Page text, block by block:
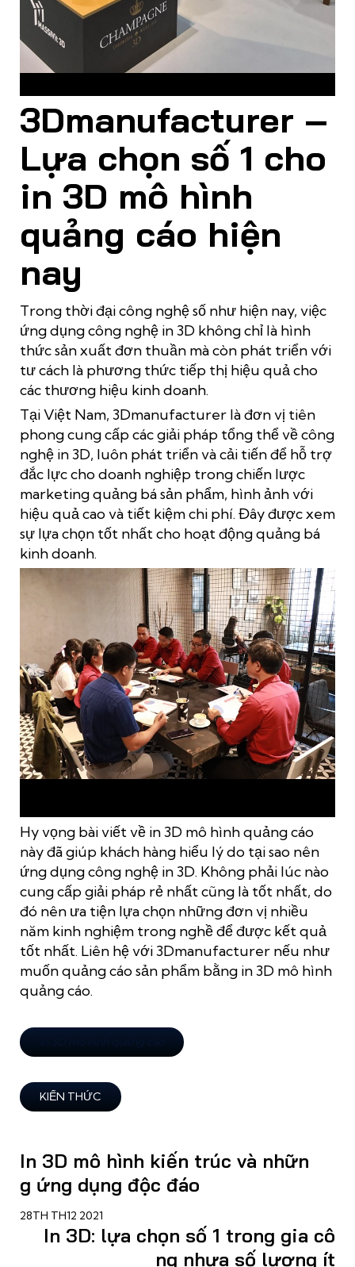
3Dmanufacturer –
Lựa chọn số 1 cho
in 3D mô hình
quảng cáo hiện
nay
Trong thời đại công nghệ số như hiện nay, việc
ứng dụng công nghệ in 3D không chỉ là hình
thức sản xuất đơn thuần mà còn phát triển với
tư cách là phương thức tiếp thị hiệu quả cho
các thương hiệu kinh doanh.
Tại Việt Nam, 3Dmanufacturer là đơn vị tiên
phong cung cấp các giải pháp tổng thể về công
nghệ in 3D, luôn phát triển và cải tiến để hỗ trợ
đắc lực cho doanh nghiệp trong chiến lược
marketing quảng bá sản phẩm, hình ảnh với
hiệu quả cao và tiết kiệm chi phí. Đây được xem
sự lựa chọn tốt nhất cho hoạt động quảng bá
kinh doanh.
Hy vọng bài viết về in 3D mô hình quảng cáo
này đã giúp khách hàng hiểu lý do tại sao nên
ứng dụng công nghệ in 3D. Không phải lúc nào
cung cấp giải pháp rẻ nhất cũng là tốt nhất, do
đó nên ưa tiện lựa chọn những đơn vị nhiều
năm kinh nghiệm trong nghề để được kết quả
tốt nhất. Liên hệ với 3Dmanufacturer nếu như
muốn quảng cáo sản phẩm bằng in 3D mô hình
quảng cáo.
KIẾN THỨC
In 3D mô hình kiến trúc và nhữn
g ứng dụng độc đáo
28TH TH12 2021
In 3D: lựa chọn số 1 trong gia cô
ng nhựa số lượng ít